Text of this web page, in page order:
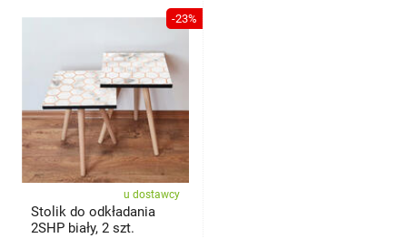
-23%
u dostawcy
Stolik do odkładania
2SHP biały, 2 szt.